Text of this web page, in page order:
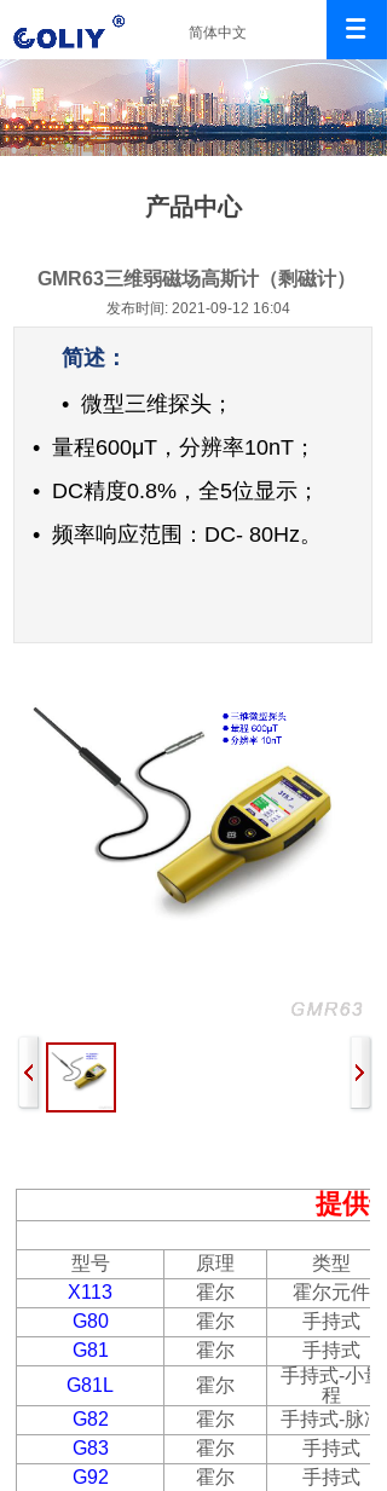
简体中文
产品中心
GMR63三维弱磁场高斯计（剩磁计）
发布时间: 2021-09-12 16:04
简述：
• 微型三维探头；
• 量程600μT， 分辨率10nT；
• DC精度0.8%，全5位显示；
• 频率响应范围：DC- 80Hz。
提供
型号 原理
类型
X113 霍尔
霍尔元件
G80
霍尔
手持式
G81
霍尔
手持式
G81L
霍尔 手持式-小量
程
G82
霍尔 手持式-脉冲
G83
霍尔
手持式
G92
霍尔
手持式